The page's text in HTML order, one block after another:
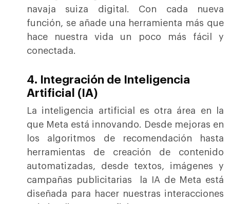
navaja suiza digital. Con cada nueva
función, se añade una herramienta más que
hace nuestra vida un poco más fácil y
conectada.
4. Integración de Inteligencia
Artificial (IA)
La inteligencia artificial es otra área en la
que Meta está innovando. Desde mejoras en
los algoritmos de recomendación hasta
herramientas de creación de contenido
automatizadas, desde textos, imágenes y
campañas publicitarias la IA de Meta está
diseñada para hacer nuestras interacciones